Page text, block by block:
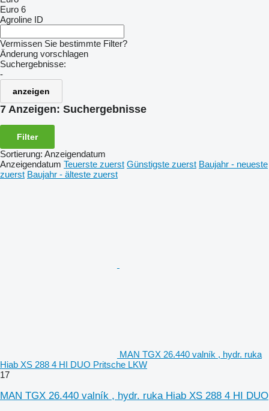
Euro 6
Agroline ID
Vermissen Sie bestimmte Filter?
Änderung vorschlagen
Suchergebnisse:
-
anzeigen
7 Anzeigen: Suchergebnisse
Filter
Sortierung: Anzeigendatum
Anzeigendatum Teuerste zuerst Günstigste zuerst Baujahr - neueste
zuerst Baujahr - älteste zuerst
MAN TGX 26.440 valník , hydr. ruka
Hiab XS 288 4 HI DUO Pritsche LKW
17
MAN TGX 26.440 valník , hydr. ruka Hiab XS 288 4 HI DUO